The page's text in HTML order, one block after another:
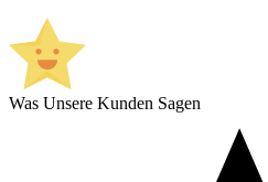
Was Unsere Kunden Sagen